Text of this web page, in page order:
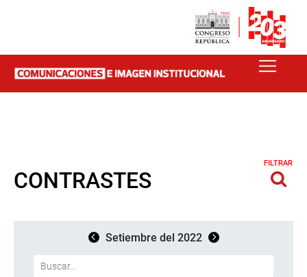
CONTRASTES
FILTRAR
Setiembre del 2022